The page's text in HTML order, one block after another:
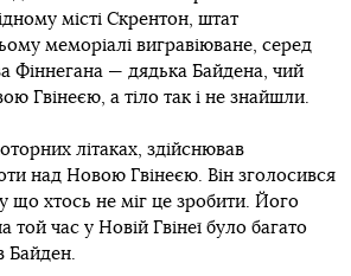
місті Скрентон, штат
меморіалі вигравіюване, серед
Фіннегана — дядька Байдена, чий
Гвінеєю, а тіло так і не знайшли.
літаках, здійснював
над Новою Гвінеєю. Він зголосився
що хтось не міг це зробити. Його
той час у Новій Гвінеї було багато
Байден.